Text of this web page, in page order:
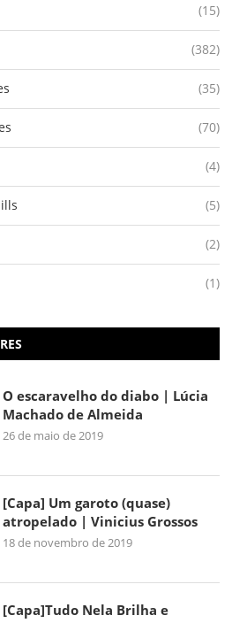
(15)
(382)
(35)
(70)
(4)
(5)
(2)
(1)
O escaravelho do diabo | Lúcia
Machado de Almeida
26 de maio de 2019
[Capa] Um garoto (quase)
atropelado | Vinicius Grossos
18 de novembro de 2019
[Capa]Tudo Nela Brilha e